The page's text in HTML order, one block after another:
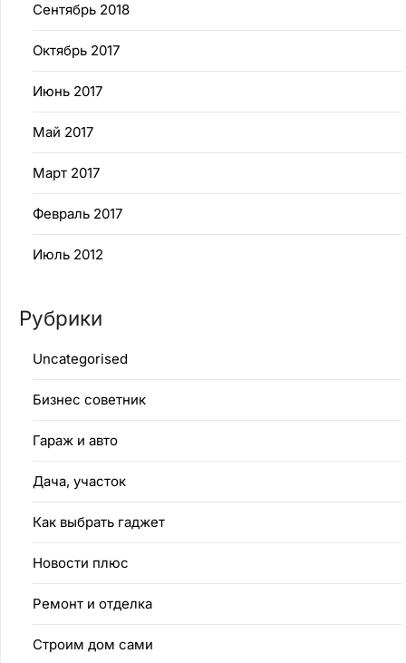
Сентябрь 2018
Октябрь 2017
Июнь 2017
Май 2017
Март 2017
Февраль 2017
Июль 2012
Рубрики
Uncategorised
Бизнес советник
Гараж и авто
Дача, участок
Как выбрать гаджет
Новости плюс
Ремонт и отделка
Строим дом сами